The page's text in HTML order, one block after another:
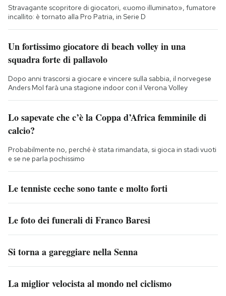
Stravagante scopritore di giocatori, «uomo illuminato», fumatore
incallito: è tornato alla Pro Patria, in Serie D
Un fortissimo giocatore di beach volley in una
squadra forte di pallavolo
Dopo anni trascorsi a giocare e vincere sulla sabbia, il norvegese
Anders Mol farà una stagione indoor con il Verona Volley
Lo sapevate che c’è la Coppa d’Africa femminile di
calcio?
Probabilmente no, perché è stata rimandata, si gioca in stadi vuoti
e se ne parla pochissimo
Le tenniste ceche sono tante e molto forti
Le foto dei funerali di Franco Baresi
Si torna a gareggiare nella Senna
La miglior velocista al mondo nel ciclismo